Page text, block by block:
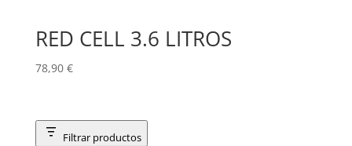
RED CELL 3.6 LITROS
78,90 €
Filtrar productos